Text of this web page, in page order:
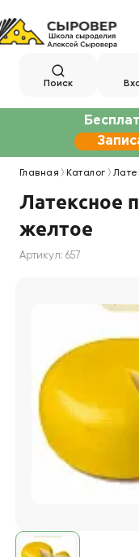
Поиск
Главная Каталог
Латексное
желтое
Артикул: 657